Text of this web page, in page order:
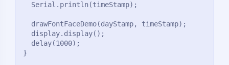
  Serial.println(timeStamp);
  drawFontFaceDemo(dayStamp, timeStamp);
  display.display();
  delay(1000);
}